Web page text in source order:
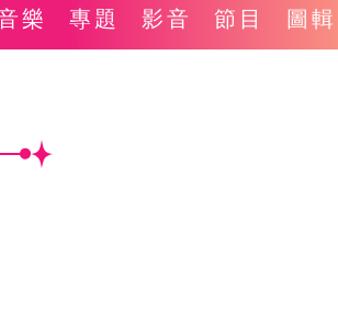
樂 專題 影音 節目 圖輯